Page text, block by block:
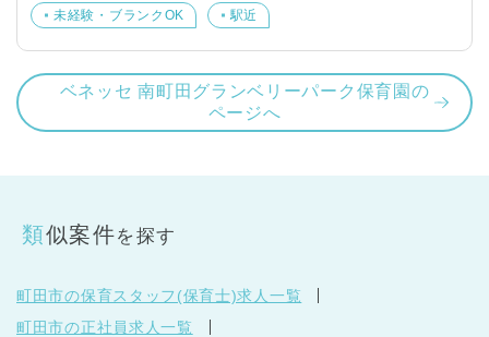
未経験・ブランクOK 駅近
ベネッセ 南町田グランベリーパーク保育園の
ページへ
類似案件を探す
町田市の保育スタッフ(保育士)求人一覧
町田市の正社員求人一覧